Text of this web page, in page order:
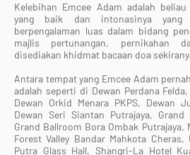
Kelebihan Emcee Adam adalah
yang baik dan intonasinya yang
berpengalaman luas dalam bidang
majlis pertunangan, pernikahan
disediakan khidmat bacaan doa
Antara tempat yang Emcee Adam
adalah seperti di Dewan Perdana
Dewan Orkid Menara PKPS, Dewan
Dewan Seri Siantan Putrajaya,
Grand Ballroom Bora Ombak Putrajaya,
Forest Valley Bandar Mahkota
Putra Glass Hall, Shangri-La Hotel